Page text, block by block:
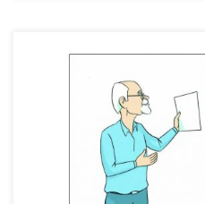
O vindeiro martes 17 de xuño, ás
acollerá un acto de homenaxe a
organizado por amizades persoais
cidade: A.C. Alexandre Bóveda,
Galicia, Circo de Artesáns e A.C. O […]